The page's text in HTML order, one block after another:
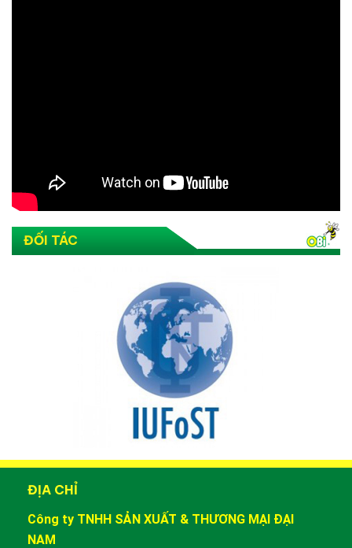
ĐỐI TÁC
ĐỊA CHỈ
Công ty TNHH SẢN XUẤT & THƯƠNG MẠI ĐẠI
NAM